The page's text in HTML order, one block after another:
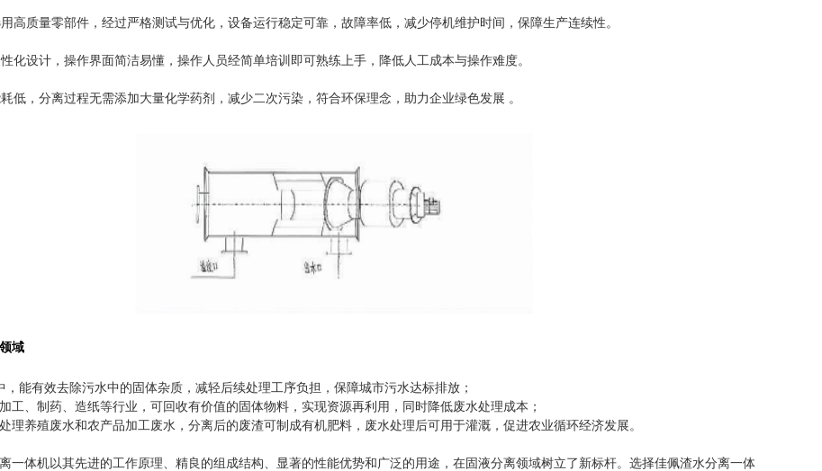
高质量零部件，经过严格测试与优化，设备运行稳定可靠，故障率低，减少停机维护时间，保障生产连续性。
化设计，操作界面简洁易懂，操作人员经简单培训即可熟练上手，降低人工成本与操作难度。
低，分离过程无需添加大量化学药剂，减少二次污染，符合环保理念，助力企业绿色发展 。
域
，能有效去除污水中的固体杂质，减轻后续处理工序负担，保障城市污水达标排放；
工、制药、造纸等行业，可回收有价值的固体物料，实现资源再利用，同时降低废水处理成本；
理养殖废水和农产品加工废水，分离后的废渣可制成有机肥料，废水处理后可用于灌溉，促进农业循环经济发展。
一体机以其先进的工作原理、精良的组成结构、显著的性能优势和广泛的用途，在固液分离领域树立了新标杆。选择佳佩渣水分离一体